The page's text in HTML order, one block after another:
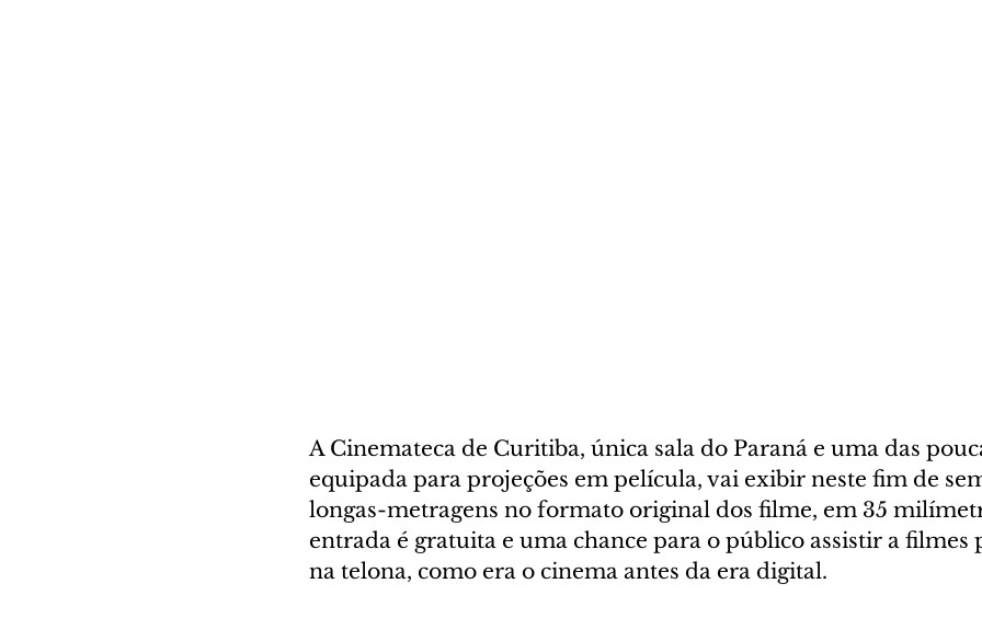
A Cinemateca de Curitiba, única sala do Paraná e uma das
equipada para projeções em película, vai exibir neste fim de
longas-metragens no formato original dos filme, em 35
entrada é gratuita e uma chance para o público assistir a
na telona, como era o cinema antes da era digital.